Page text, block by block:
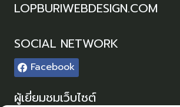
LOPBURIWEBDESIGN.COM
SOCIAL NETWORK
Facebook
ผู้เยี่ยมชมเว็บไซต์